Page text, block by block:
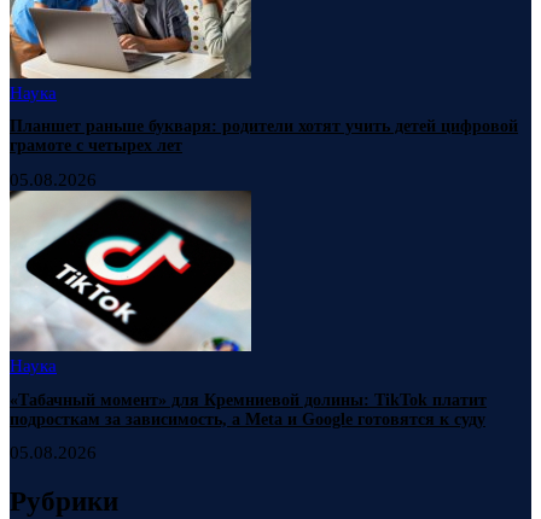
Наука
Планшет раньше букваря: родители хотят учить детей цифровой
грамоте с четырех лет
05.08.2026
Наука
«Табачный момент» для Кремниевой долины: TikTok платит
подросткам за зависимость, а Meta и Google готовятся к суду
05.08.2026
Рубрики